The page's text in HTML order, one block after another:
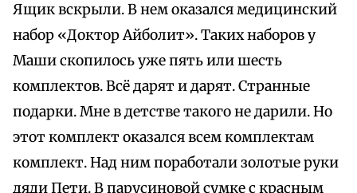
Ящик вскрыли. В нем оказался медицинский
набор «Доктор Айболит». Таких наборов у
Маши скопилось уже пять или шесть
комплектов. Всё дарят и дарят. Странные
подарки. Мне в детстве такого не дарили. Но
этот комплект оказался всем комплектам
комплект. Над ним поработали золотые руки
дяди Пети. В парусиновой сумке с красным